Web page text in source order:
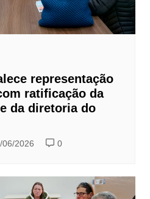
representação
ratificação da
da diretoria do
06/2026 0